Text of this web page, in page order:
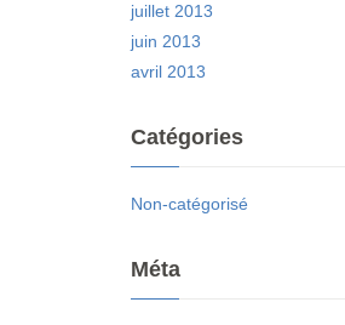
juillet 2013
juin 2013
avril 2013
Catégories
Non-catégorisé
Méta